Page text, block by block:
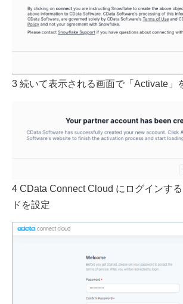
3 続いて表示される画面で「Activate」
4 CData Connect Cloud にログインす
ドを設定